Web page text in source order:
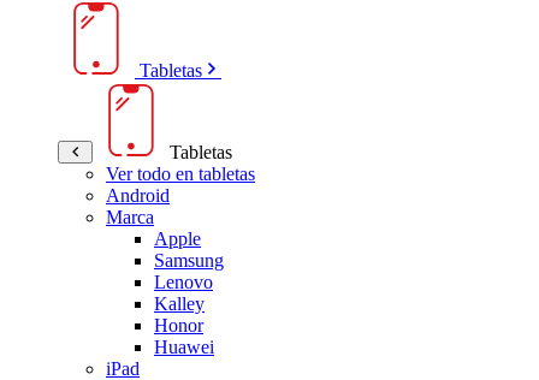
Tabletas
Tabletas
Ver todo en tabletas
Android
Marca
Apple
Samsung
Lenovo
Kalley
Honor
Huawei
iPad